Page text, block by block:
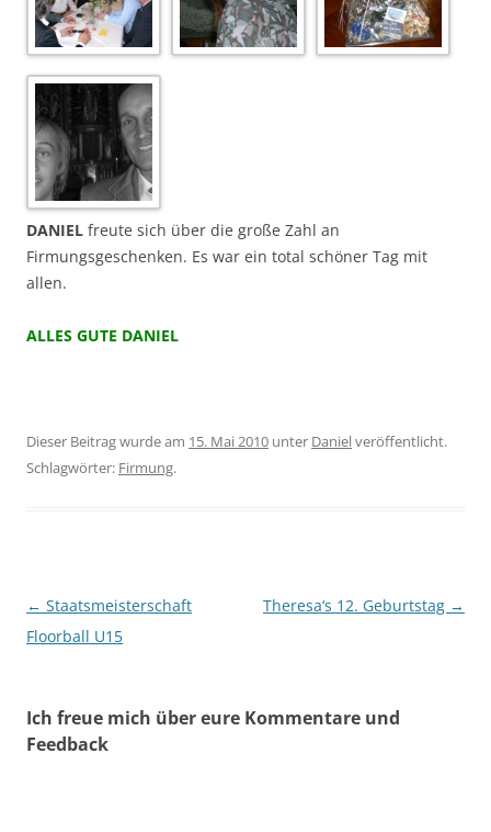
DANIEL freute sich über die große Zahl an
Firmungsgeschenken. Es war ein total schöner Tag mit
allen.
ALLES GUTE DANIEL
Dieser Beitrag wurde am 15. Mai 2010 unter Danielveröffentlicht.
Schlagwörter: Firmung.
Beitragsnavigation
← Staatsmeisterschaft
Floorball U15
Theresa‘s 12. Geburtstag →
Ich freue mich über eure Kommentare und
Feedback